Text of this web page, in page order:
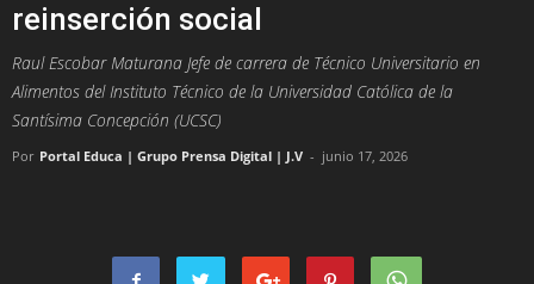
reinserción social
Raul Escobar Maturana Jefe de carrera de Técnico Universitario en
Alimentos del Instituto Técnico de la Universidad Católica de la
Santísima Concepción (UCSC)
Por Portal Educa | Grupo Prensa Digital | J.V - junio 17, 2026